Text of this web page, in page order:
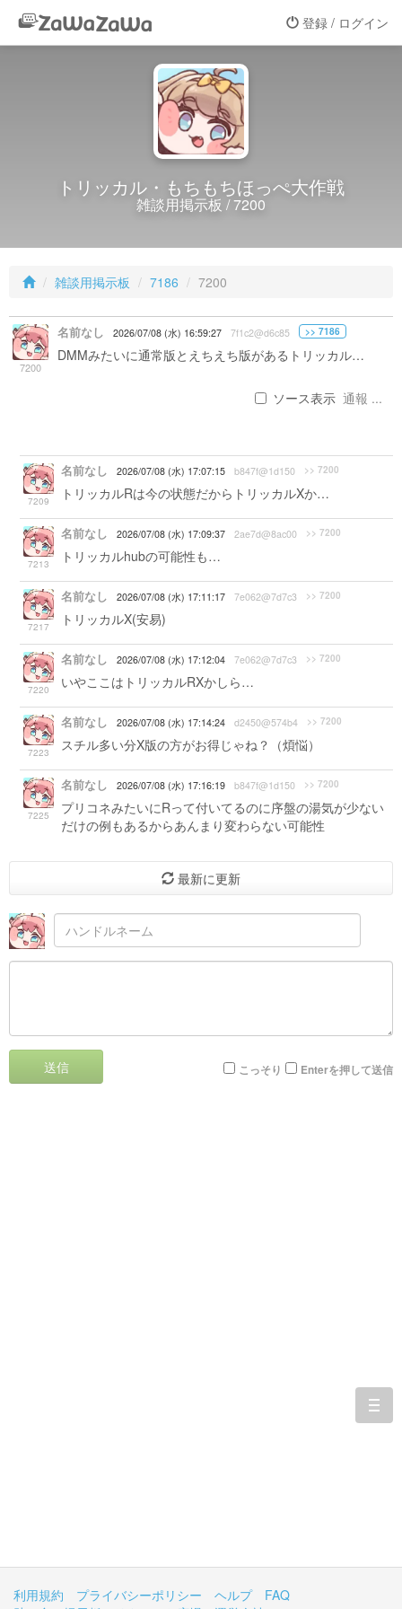
登録 / ログイン
トリッカル・もちもちほっぺ大作戦
雑談用掲示板 / 7200
雑談用掲示板 7186 7200
7200
名前なし 2026/07/08 (水) 16:59:27 7f1c2@d6c85 >> 7186
DMMみたいに通常版とえちえち版があるトリッカル…
ソース表示 通報 ...
7209
名前なし 2026/07/08 (水) 17:07:15 b847f@1d150 >> 7200
トリッカルRは今の状態だからトリッカルXか…
7213
名前なし 2026/07/08 (水) 17:09:37 2ae7d@8ac00 >> 7200
トリッカルhubの可能性も…
7217
名前なし 2026/07/08 (水) 17:11:17 7e062@7d7c3 >> 7200
トリッカルX(安易)
7220
名前なし 2026/07/08 (水) 17:12:04 7e062@7d7c3 >> 7200
いやここはトリッカルRXかしら…
7223
名前なし 2026/07/08 (水) 17:14:24 d2450@574b4 >> 7200
スチル多い分X版の方がお得じゃね？（煩悩）
7225
名前なし 2026/07/08 (水) 17:16:19 b847f@1d150 >> 7200
プリコネみたいにRって付いてるのに序盤の湯気が少ない
だけの例もあるからあんまり変わらない可能性
最新に更新
送信 こっそり Enterを押して送信
利用規約 プライバシーポリシー ヘルプ
FAQ